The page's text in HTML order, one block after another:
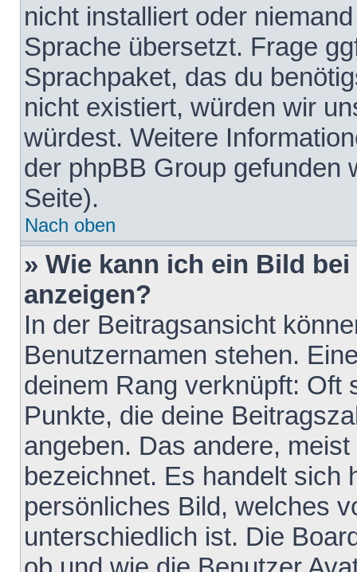
nicht installiert oder
Sprache übersetzt. Frage
Sprachpaket, das du
nicht existiert, würden wir
würdest. Weitere
der phpBB Group gefunden
Seite).
Nach oben
» Wie kann ich ein Bild
anzeigen?
In der Beitragsansicht
Benutzernamen stehen.
deinem Rang verknüpft: Oft
Punkte, die deine
angeben. Das andere,
bezeichnet. Es handelt sich
persönliches Bild, welches
unterschiedlich ist. Die